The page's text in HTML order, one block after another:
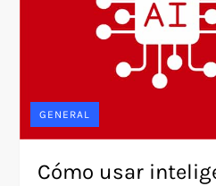
GENERAL
Cómo usar